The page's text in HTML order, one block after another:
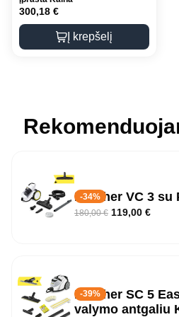
300,18 €
Į krepšelį
-34%
Karcher VC 3 su
180,00€ 119,00 €
-39%
Kärcher SC 5
valymo antgaliu